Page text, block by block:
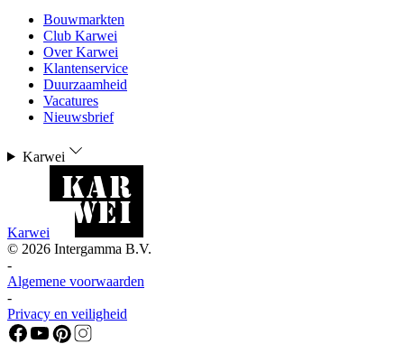
Bouwmarkten
Club Karwei
Over Karwei
Klantenservice
Duurzaamheid
Vacatures
Nieuwsbrief
Karwei
Karwei
© 2026 Intergamma B.V.
-
Algemene voorwaarden
-
Privacy en veiligheid